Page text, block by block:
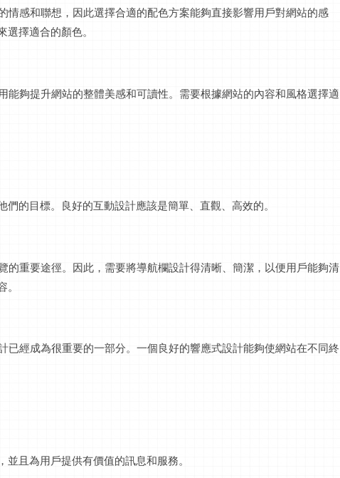
情感和聯想，因此選擇合適的配色方案能夠直接影響用戶對網站的感
選擇適合的顏色。
能夠提升網站的整體美感和可讀性。需要根據網站的內容和風格選擇適
的目標。良好的互動設計應該是簡單、直觀、高效的。
的重要途徑。因此，需要將導航欄設計得清晰、簡潔，以便用戶能夠清
。
已經成為很重要的一部分。一個良好的響應式設計能夠使網站在不同終
並且為用戶提供有價值的訊息和服務。